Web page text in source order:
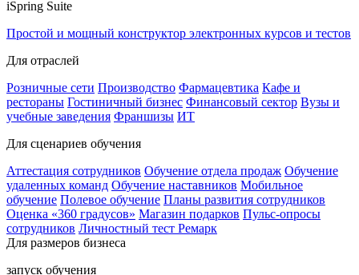
iSpring Suite
Простой и мощный конструктор электронных курсов и тестов
Для отраслей
Розничные сети Производство Фармацевтика Кафе и
рестораны Гостиничный бизнес Финансовый сектор Вузы и
учебные заведения Франшизы ИТ
Для сценариев обучения
Аттестация сотрудников Обучение отдела продаж Обучение
удаленных команд Обучение наставников Мобильное
обучение Полевое обучение Планы развития сотрудников
Оценка «360 градусов» Магазин подарков Пульс-опросы
сотрудников Личностный тест Ремарк
Для размеров бизнеса
запуск обучения